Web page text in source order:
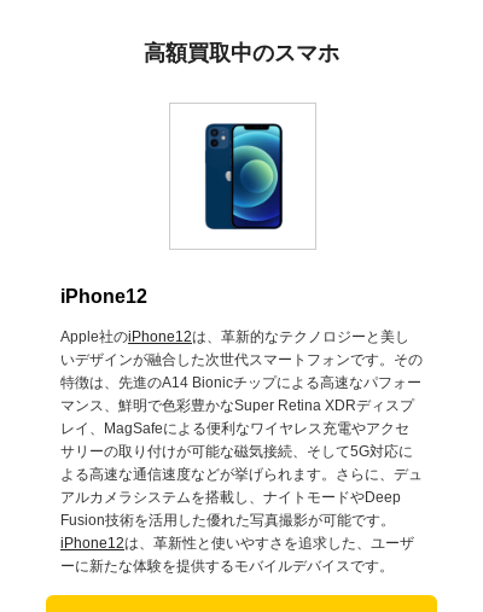
高額買取中のスマホ
iPhone12
Apple社のiPhone12は、革新的なテクノロジーと美し
いデザインが融合した次世代スマートフォンです。その
特徴は、先進のA14 Bionicチップによる高速なパフォー
マンス、鮮明で色彩豊かなSuper Retina XDRディスプ
レイ、MagSafeによる便利なワイヤレス充電やアクセ
サリーの取り付けが可能な磁気接続、そして5G対応に
よる高速な通信速度などが挙げられます。さらに、デュ
アルカメラシステムを搭載し、ナイトモードやDeep
Fusion技術を活用した優れた写真撮影が可能です。
iPhone12は、革新性と使いやすさを追求した、ユーザ
ーに新たな体験を提供するモバイルデバイスです。